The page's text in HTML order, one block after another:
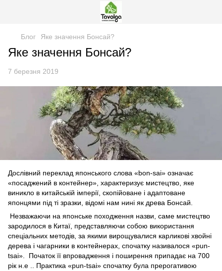
Блог Яке значення Бонсай?
Яке значення Бонсай?
7 березня 2019
Дослівний переклад японського слова «bon-sai» означає
«посаджений в контейнер», характеризує мистецтво, яке
виникло в китайській імперії, скопійоване і адаптоване
японцями під ті зразки, відомі нам нині як древа Бонсай.
Незважаючи на японське походження назви, саме мистецтво
зародилося в Китаї, представляючи собою використання
спеціальних методів, за якими вирощувалися карликові хвойні
дерева і чагарники в контейнерах, спочатку називалося «pun-
tsai». Початок її впровадження і поширення припадає на 700
рік н.е .. Практика «pun-tsai» спочатку була прерогативою